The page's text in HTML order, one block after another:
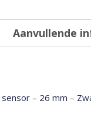
Aanvullende
– 26 mm –